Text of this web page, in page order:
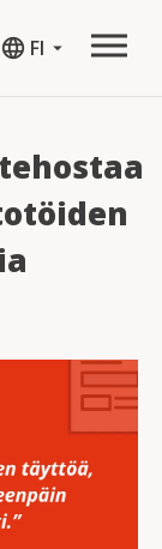
language FI arrow_drop_down